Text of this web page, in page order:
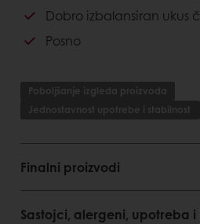
Prednosti za potrošača
Odličan čokoladni ukus
Dobro izbalansiran ukus
Posno
Poboljšanje izgleda proizvoda
Jednostavnost upotrebe i stabilnost
Finalni proizvodi
Sastojci, alergeni, upotreba